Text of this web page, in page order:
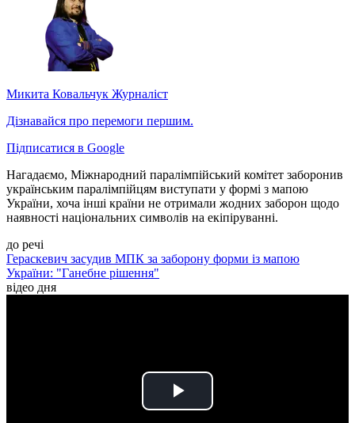
Микита Ковальчук Журналіст
Дізнавайся про перемоги першим.
Підписатися в Google
Нагадаємо, Міжнародний паралімпійський комітет заборонив
українським паралімпійцям виступати у формі з мапою
України, хоча інші країни не отримали жодних заборон щодо
наявності національних символів на екіпіруванні.
до речі
Гераскевич засудив МПК за заборону форми із мапою
України: "Ганебне рішення"
відео дня
Play